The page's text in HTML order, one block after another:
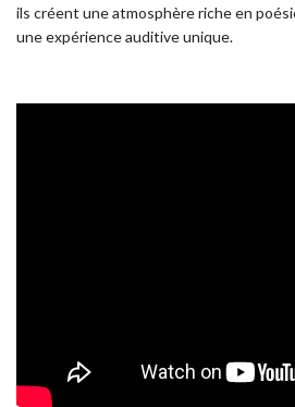
ils créent une atmosphère riche en
une expérience auditive unique.